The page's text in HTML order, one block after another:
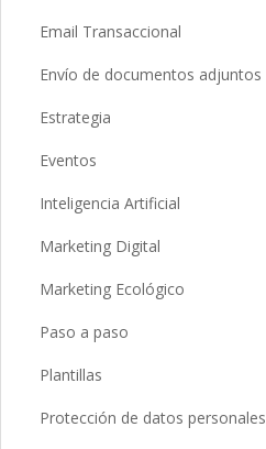
Email Transaccional
Envío de documentos adjuntos
Estrategia
Eventos
Inteligencia Artificial
Marketing Digital
Marketing Ecológico
Paso a paso
Plantillas
Protección de datos personales